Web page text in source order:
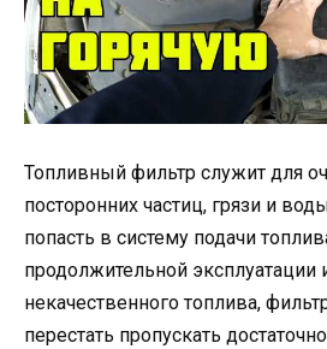
Топливный фильтр служит для
посторонних частиц, грязи и
попасть в систему подачи
продолжительной эксплуатации
некачественного топлива,
перестать пропускать